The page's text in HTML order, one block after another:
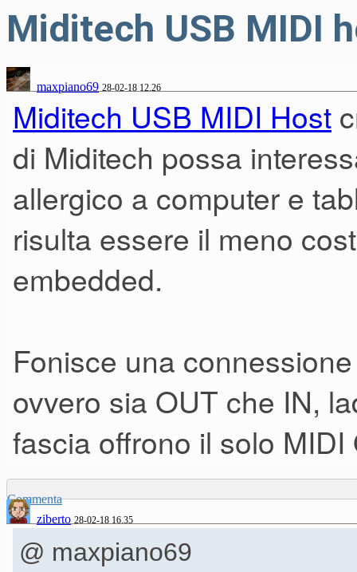
Miditech USB MIDI
maxpiano69 28-02-18 12.26
Miditech USB MIDI Host
di Miditech possa
allergico a computer e
risulta essere il meno
embedded.
Fonisce una
ovvero sia OUT che IN,
fascia offrono il solo MIDI
Commenta
ziberto 28-02-18 16.35
@ maxpiano69